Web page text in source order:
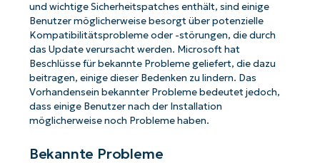
und wichtige Sicherheitspatches enthält, sind einige
Benutzer möglicherweise besorgt über potenzielle
Kompatibilitätsprobleme oder -störungen, die durch
das Update verursacht werden. Microsoft hat
Beschlüsse für bekannte Probleme geliefert, die dazu
beitragen, einige dieser Bedenken zu lindern. Das
Vorhandensein bekannter Probleme bedeutet jedoch,
dass einige Benutzer nach der Installation
möglicherweise noch Probleme haben.
Bekannte Probleme